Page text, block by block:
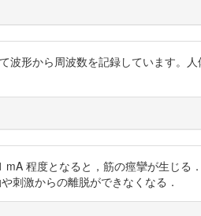
形から周波数を記録しています。
程度となると，筋の痙攣が生じる
刺激からの離脱ができなくなる．